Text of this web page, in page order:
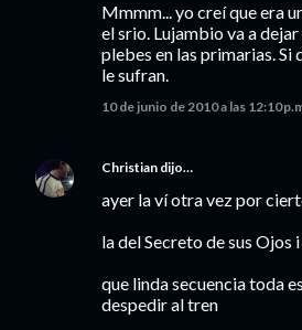
Mmmm... yo creí que era
el srio. Lujambio va a
plebes en las primarias. Si
le sufran.
10 de junio de 2010 a las 12:10
Christian dijo…
ayer la ví otra vez por
la del Secreto de sus Ojos
que linda secuencia toda
despedir al tren